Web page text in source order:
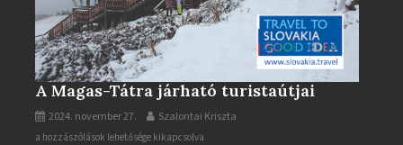
A Magas-Tátra járható turistaútjai
2024. november 27. Szalontai Kriszta
Aa hozzászólások lehetősége kikapcsolva